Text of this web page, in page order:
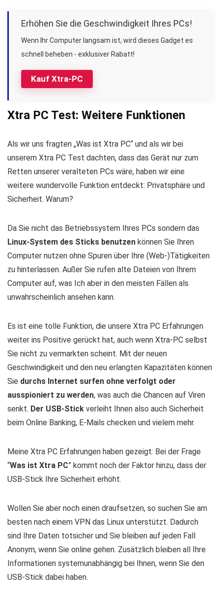
Kauf Xtra-PC
Erhöhen Sie die Geschwindigkeit Ihres PCs!
Wenn Ihr Computer langsam ist, wird dieses Gadget es
schnell beheben - exklusiver Rabatt!
Xtra PC Test: Weitere Funktionen
Als wir uns fragten „Was ist Xtra PC“ und als wir bei
unserem Xtra PC Test dachten, dass das Gerät nur zum
Retten unserer veralteten PCs wäre, haben wir eine
weitere wundervolle Funktion entdeckt: Privatsphäre und
Sicherheit. Warum?
Da Sie nicht das Betriebssystem Ihres PCs sondern das
Linux-System des Sticks benutzen können Sie Ihren
Computer nutzen ohne Spuren über Ihre (Web-)Tätigkeiten
zu hinterlassen. Außer Sie rufen alte Dateien von Ihrem
Computer auf, was Ich aber in den meisten Fällen als
unwahrscheinlich ansehen kann.
Es ist eine tolle Funktion, die unsere Xtra PC Erfahrungen
weiter ins Positive gerückt hat, auch wenn Xtra-PC selbst
Sie nicht zu vermarkten scheint. Mit der neuen
Geschwindigkeit und den neu erlangten Kapazitäten können
Sie durchs Internet surfen ohne verfolgt oder
ausspioniert zu werden, was auch die Chancen auf Viren
senkt. Der USB-Stick verleiht Ihnen also auch Sicherheit
beim Online Banking, E-Mails checken und vielem mehr.
Meine Xtra PC Erfahrungen haben gezeigt: Bei der Frage
“Was ist Xtra PC” kommt noch der Faktor hinzu, dass der
USB-Stick Ihre Sicherheit erhöht.
Wollen Sie aber noch einen draufsetzen, so suchen Sie am
besten nach einem VPN das Linux unterstützt. Dadurch
sind Ihre Daten totsicher und Sie bleiben auf jeden Fall
Anonym, wenn Sie online gehen. Zusätzlich bleiben all Ihre
Informationen systemunabhängig bei Ihnen, wenn Sie den
USB-Stick dabei haben.